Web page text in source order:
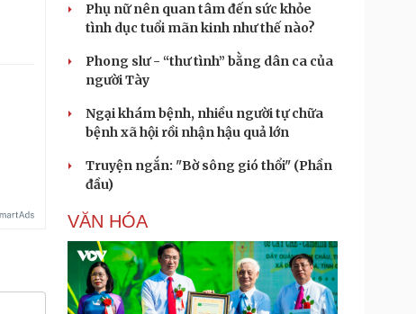
Phụ nữ nên quan tâm đến sức khỏe
tình dục tuổi mãn kinh như thế nào?
Phong slư - “thư tình” bằng dân ca của
người Tày
Ngại khám bệnh, nhiều người tự chữa
bệnh xã hội rồi nhận hậu quả lớn
Truyện ngắn: "Bờ sông gió thổi" (Phần
đầu)
VĂN HÓA